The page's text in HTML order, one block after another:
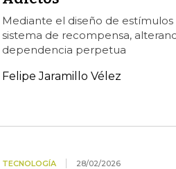
Mediante el diseño de
sistema de recompensa,
dependencia perpetua
Felipe Jaramillo Vélez
TECNOLOGÍA 28/02/2026